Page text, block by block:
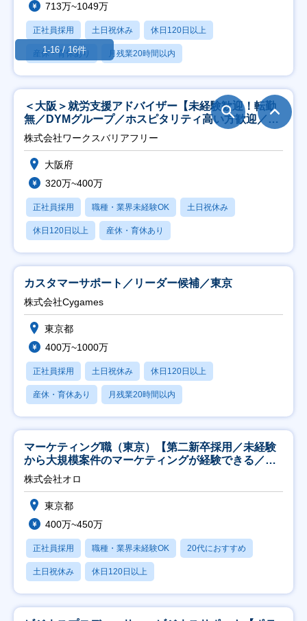
713万~1049万
正社員採用 土日祝休み 休日120日以上
産休・育休あり 月残業20時間以内
＜大阪＞就労支援アドバイザー【未経験歓迎！転勤
無／DYMグループ／ホスピタリティ高い方歓迎／土
日祝】
株式会社ワークスバリアフリー
大阪府
320万~400万
正社員採用 職種・業界未経験OK 土日祝休み
休日120日以上 産休・育休あり
カスタマーサポート／リーダー候補／東京
株式会社Cygames
東京都
400万~1000万
正社員採用 土日祝休み 休日120日以上
産休・育休あり 月残業20時間以内
マーケティング職（東京）【第二新卒採用／未経験
から大規模案件のマーケティングが経験できる／研
修充実】
株式会社オロ
東京都
400万~450万
正社員採用 職種・業界未経験OK 20代におすすめ
土日祝休み 休日120日以上
1-16 / 16件